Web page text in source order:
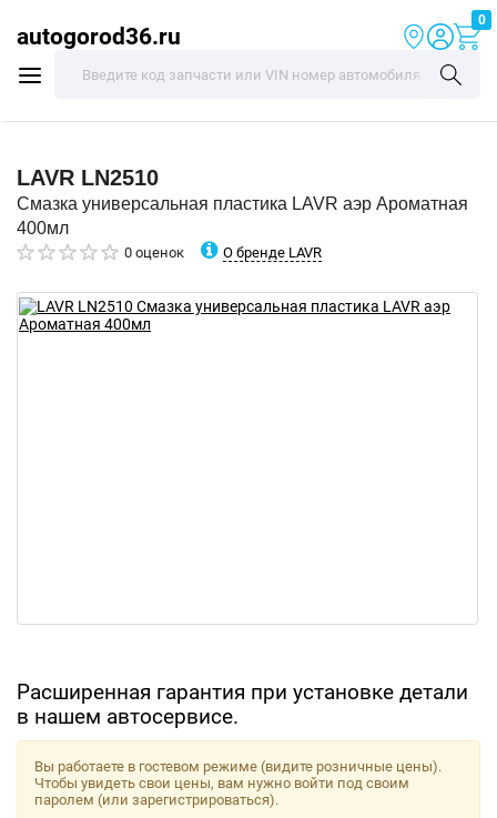
autogorod36.ru
0
LAVR LN2510
Смазка универсальная пластика LAVR аэр Ароматная
400мл
0 оценок О бренде LAVR
Расширенная гарантия при установке детали
в нашем автосервисе.
Вы работаете в гостевом режиме (видите розничные цены).
Чтобы увидеть свои цены, вам нужно войти под своим
паролем (или зарегистрироваться).